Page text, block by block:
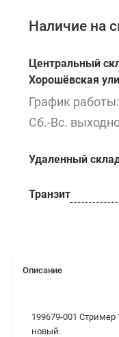
Наличие на
Центральный
Хорошёвская
График
Сб.-Вс.
Удаленный
Транзит
Описание
199679-001 Стример
новый.